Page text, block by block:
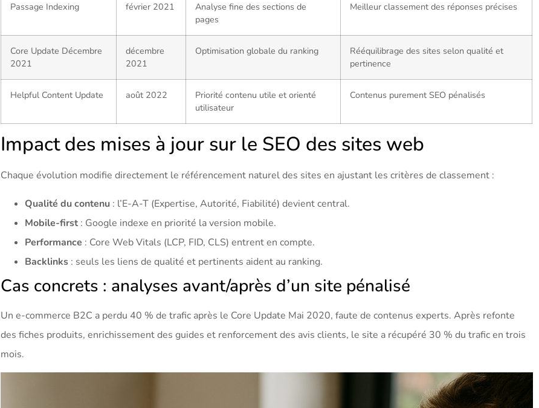
Passage Indexing février 2021
Analyse fine des sections de
pages
Meilleur classement des réponses précises
Core Update Décembre
2021
décembre
2021
Optimisation globale du ranking
Rééquilibrage des sites selon qualité et
pertinence
Helpful Content Update août 2022
Priorité contenu utile et orienté
utilisateur
Contenus purement SEO pénalisés
Impact des mises à jour sur le SEO des sites web
Chaque évolution modifie directement le référencement naturel des sites en ajustant les critères de classement :
Qualité du contenu : l’E-A-T (Expertise, Autorité, Fiabilité) devient central.
Mobile-first : Google indexe en priorité la version mobile.
Performance : Core Web Vitals (LCP, FID, CLS) entrent en compte.
Backlinks : seuls les liens de qualité et pertinents aident au ranking.
Cas concrets : analyses avant/après d’un site pénalisé
Un e-commerce B2C a perdu 40 % de trafic après le Core Update Mai 2020, faute de contenus experts. Après refonte
des fiches produits, enrichissement des guides et renforcement des avis clients, le site a récupéré 30 % du trafic en trois
mois.